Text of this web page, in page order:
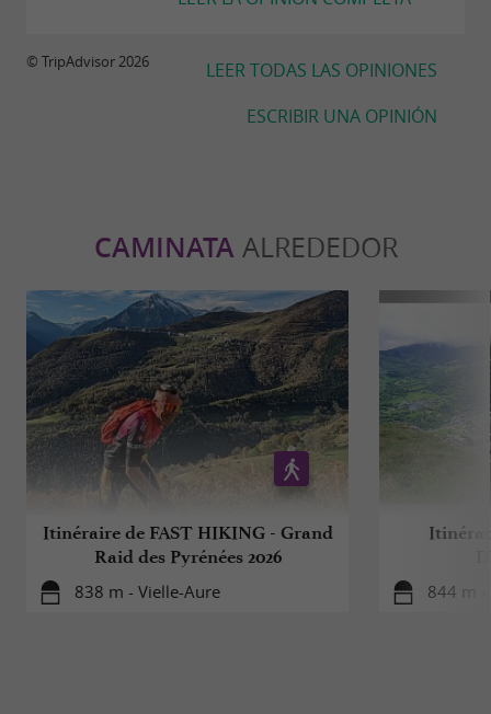
LEER TODAS LAS OPINIONES
ESCRIBIR UNA OPINIÓN
© TripAdvisor 2026
CAMINATAALREDEDOR
Itinéraire de FAST HIKING - Grand
Raid des Pyrénées 2026
838 m - Vielle-Aure 844 m -